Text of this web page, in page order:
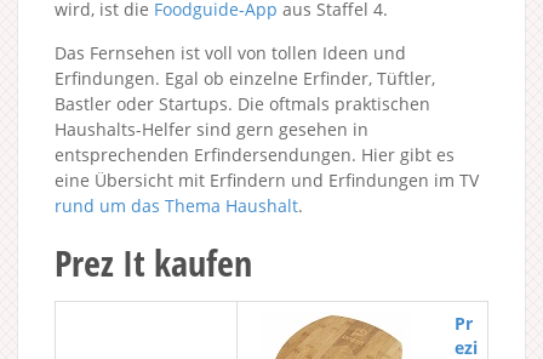
wird, ist die Foodguide-App aus Staffel 4.
Das Fernsehen ist voll von tollen Ideen und
Erfindungen. Egal ob einzelne Erfinder, Tüftler,
Bastler oder Startups. Die oftmals praktischen
Haushalts-Helfer sind gern gesehen in
entsprechenden Erfindersendungen. Hier gibt es
eine Übersicht mit Erfindern und Erfindungen im TV
rund um das Thema Haushalt.
Prez It kaufen
Pr
ezi